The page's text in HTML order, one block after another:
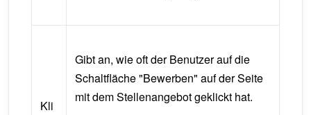
Kli
Gibt an, wie oft der Benutzer auf die
Schaltfläche "Bewerben" auf der Seite
mit dem Stellenangebot geklickt hat.